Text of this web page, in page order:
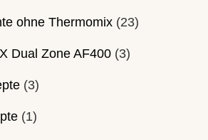
ohne Thermomix (23)
Dual Zone AF400 (3)
(3)
(1)